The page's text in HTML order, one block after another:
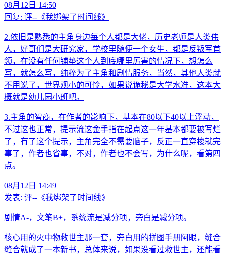
08月12日 14:50
回复: 评--《我绑架了时间线》
2.依旧是熟悉的主角身边每个人都是大佬，历史老师是人类伟
人，好哥们是大研究家，学校里随便一个女生，都是反叛军首
领，在没有任何铺垫这个人到底哪里厉害的情况下，想怎么
写，就怎么写，纯粹为了主角和剧情服务，当然，其他人类就
不用说了，世界观小的可怜，如果说诡秘是大学水准，这本大
概就是幼儿园小班吧。
3.主角的智商，在作者的影响下，基本在80以下40以上浮动，
不过这也正常，提示流这金手指在起点这一年基本都要被写烂
了，有了这个提示，主角完全不需要脑子，反正一直穿梭就完
事了，作者也省事，不对，作者也不会写，为什么呢，看第四
点。
08月12日 14:49
发表: 评--《我绑架了时间线》
剧情A-，文笔B+，系统流是减分项，旁白是减分项。
核心用的火中物救世主那一套，旁白用的拼图手册阿眼，缝合
缝合就成了一本新书，总体来说，如果没看过救世主，还能看